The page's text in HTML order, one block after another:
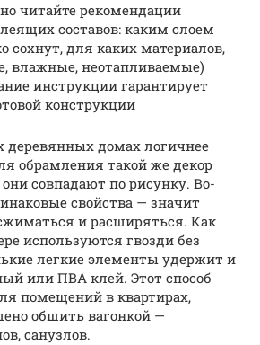
читайте рекомендации
составов: каким слоем
сохнут, для каких материалов,
влажные, неотапливаемые)
инструкции гарантирует
конструкции
деревянных домах логичнее
обрамления такой же декор
совпадают по рисунку. Во-
свойства — значит
и расширяться. Как
используются гвозди без
легкие элементы удержит и
или ПВА клей. Этот способ
помещений в квартирах,
обшить вагонкой —
санузлов.